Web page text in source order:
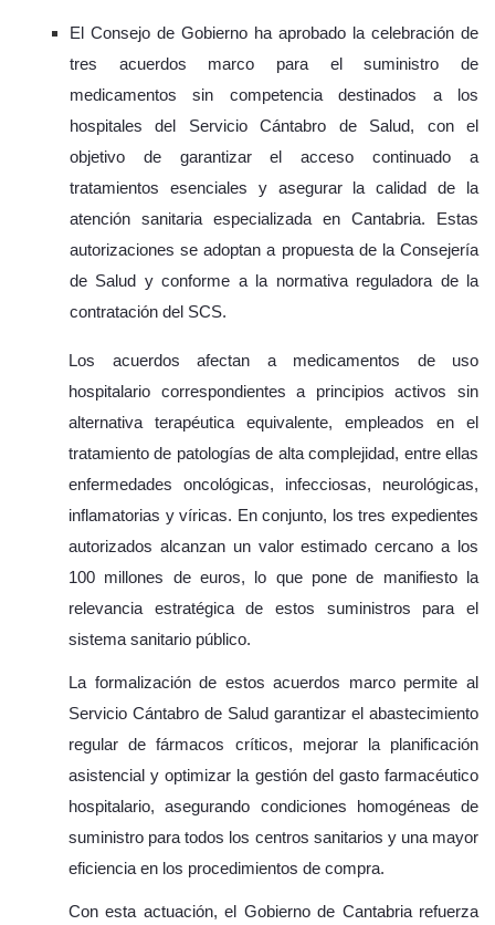
El Consejo de Gobierno ha aprobado la celebración de
tres acuerdos marco para el suministro de
medicamentos sin competencia destinados a los
hospitales del Servicio Cántabro de Salud, con el
objetivo de garantizar el acceso continuado a
tratamientos esenciales y asegurar la calidad de la
atención sanitaria especializada en Cantabria. Estas
autorizaciones se adoptan a propuesta de la Consejería
de Salud y conforme a la normativa reguladora de la
contratación del SCS.
Los acuerdos afectan a medicamentos de uso
hospitalario correspondientes a principios activos sin
alternativa terapéutica equivalente, empleados en el
tratamiento de patologías de alta complejidad, entre ellas
enfermedades oncológicas, infecciosas, neurológicas,
inflamatorias y víricas. En conjunto, los tres expedientes
autorizados alcanzan un valor estimado cercano a los
100 millones de euros, lo que pone de manifiesto la
relevancia estratégica de estos suministros para el
sistema sanitario público.
La formalización de estos acuerdos marco permite al
Servicio Cántabro de Salud garantizar el abastecimiento
regular de fármacos críticos, mejorar la planificación
asistencial y optimizar la gestión del gasto farmacéutico
hospitalario, asegurando condiciones homogéneas de
suministro para todos los centros sanitarios y una mayor
eficiencia en los procedimientos de compra.
Con esta actuación, el Gobierno de Cantabria refuerza